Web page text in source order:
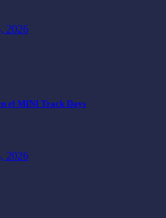
2026
el MINI Track Days
2026